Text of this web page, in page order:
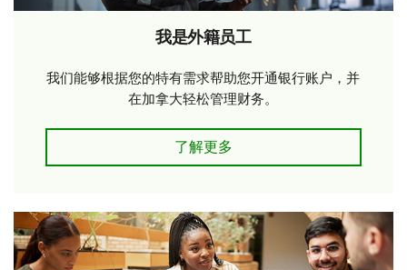
我是外籍员工
我们能够根据您的特有需求帮助您开通银行账户，并
在加拿大轻松管理财务。
了解更多